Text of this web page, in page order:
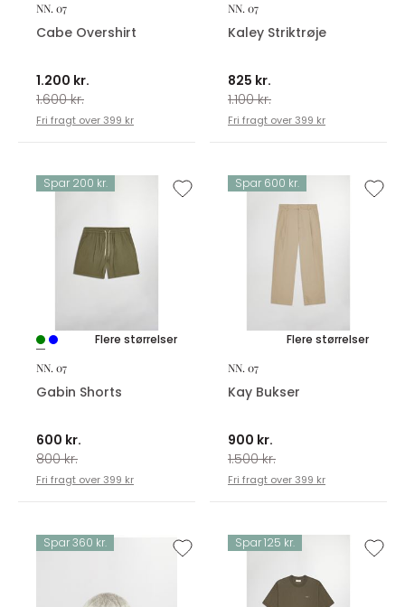
NN. 07
Cabe Overshirt
1.200 kr.
1.600 kr.
Fri fragt over 399 kr
NN. 07
Kaley Striktrøje
825 kr.
1.100 kr.
Fri fragt over 399 kr
Spar 200 kr.
Flere størrelser
NN. 07
Gabin Shorts
600 kr.
800 kr.
Fri fragt over 399 kr
Spar 600 kr.
Flere størrelser
NN. 07
Kay Bukser
900 kr.
1.500 kr.
Fri fragt over 399 kr
Spar 360 kr. Spar 125 kr.